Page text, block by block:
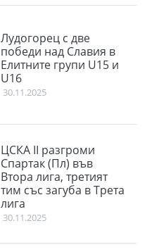
Лудогорец с две
победи над Славия в
Елитните групи U15 и
U16
30.11.2025
ЦСКА II разгроми
Спартак (Пл) във
Втора лига, третият
тим със загуба в Трета
лига
30.11.2025